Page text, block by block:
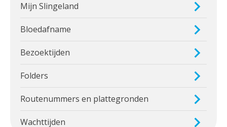
Mijn Slingeland
Bloedafname
Bezoektijden
Folders
Routenummers en plattegronden
Wachttijden